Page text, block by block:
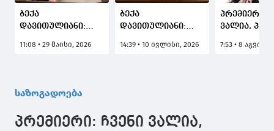
ბექა
დავითულიანი:
დანაშაული არის
აფარებს შესაძლო
დამნაშავეებს, რაც
ხელისუფლების
11:08 • 29 მაისი, 2026
ბექა
დავითულიანი:
14:39 • 10 ივლისი, 2026
პრემიერი:
ვალია,
აგვისტოს
7:53 • 8
საზოგადოება
პრემიერი: ჩვენი ვალია,